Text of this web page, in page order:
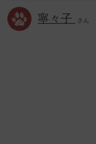
寧々子 さん